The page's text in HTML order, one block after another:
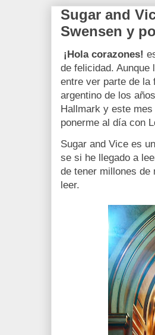
Sugar and
Swensen y
¡Hola corazones!
de felicidad.
entre ver parte de la
argentino de los
Hallmark y este
ponerme al día con
Sugar and Vice es
se si he llegado a
de tener millones
leer.